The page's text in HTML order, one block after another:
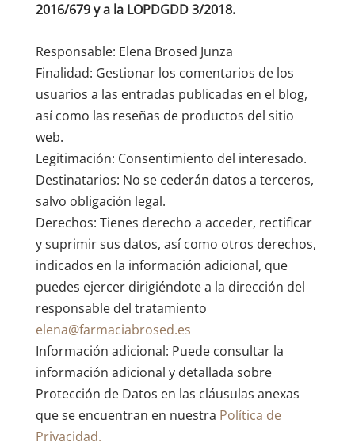
2016/679 y a la LOPDGDD 3/2018.
Responsable: Elena Brosed Junza
Finalidad: Gestionar los comentarios de los
usuarios a las entradas publicadas en el blog,
así como las reseñas de productos del sitio
web.
Legitimación: Consentimiento del interesado.
Destinatarios: No se cederán datos a terceros,
salvo obligación legal.
Derechos: Tienes derecho a acceder, rectificar
y suprimir sus datos, así como otros derechos,
indicados en la información adicional, que
puedes ejercer dirigiéndote a la dirección del
responsable del tratamiento
elena@farmaciabrosed.es
Información adicional: Puede consultar la
información adicional y detallada sobre
Protección de Datos en las cláusulas anexas
que se encuentran en nuestra Política de
Privacidad.